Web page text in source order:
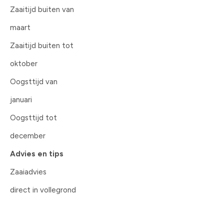
Zaaitijd buiten van
maart
Zaaitijd buiten tot
oktober
Oogsttijd van
januari
Oogsttijd tot
december
Advies en tips
Zaaiadvies
direct in vollegrond